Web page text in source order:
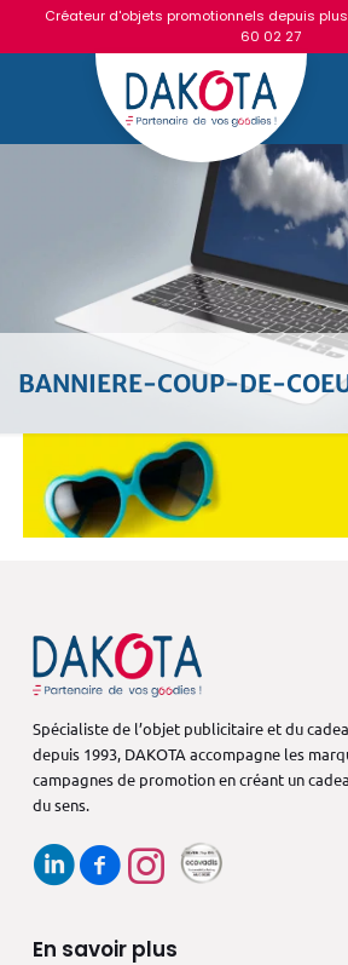
Créateur d'objets promotionnels depuis
60 02 27
BANNIERE-COUP-DE-
Spécialiste de l’objet publicitaire et du
depuis 1993, DAKOTA accompagne les
campagnes de promotion en créant un
du sens.
En savoir plus